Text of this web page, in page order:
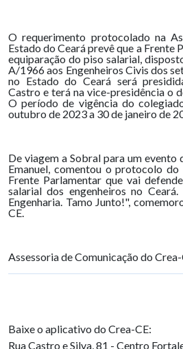
O requerimento protocolado na
Estado do Ceará prevê que a Frente
equiparação do piso salarial,
A/1966 aos Engenheiros Civis dos
no Estado do Ceará será
Castro e terá na vice-presidência o
O período de vigência do
outubro de 2023 a 30 de janeiro de
De viagem a Sobral para um evento
Emanuel, comentou o protocolo
Frente Parlamentar que vai
salarial dos engenheiros no
Engenharia. Tamo Junto!",
CE.
Assessoria de Comunicação do
Baixe o aplicativo do Crea-CE:
Rua Castro e Silva, 81 - Centro